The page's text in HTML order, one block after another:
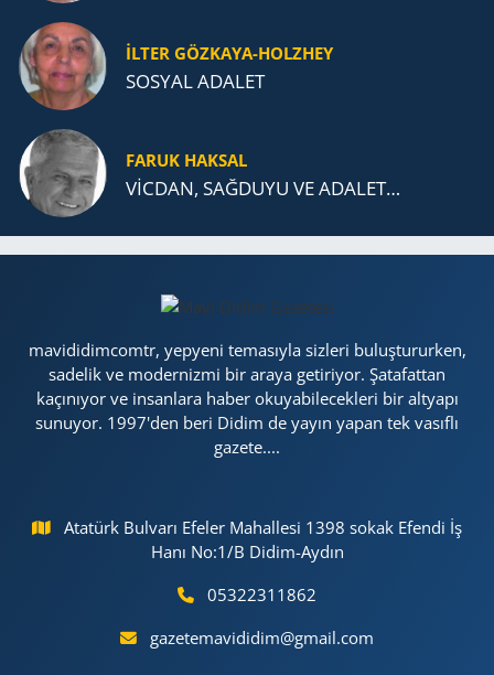
İLTER GÖZKAYA-HOLZHEY
SOSYAL ADALET
FARUK HAKSAL
VİCDAN, SAĞ­DU­YU VE ADA­LET…
mavididimcomtr, yepyeni temasıyla sizleri buluştururken,
sadelik ve modernizmi bir araya getiriyor. Şatafattan
kaçınıyor ve insanlara haber okuyabilecekleri bir altyapı
sunuyor. 1997'den beri Didim de yayın yapan tek vasıflı
gazete....
Atatürk Bulvarı Efeler Mahallesi 1398 sokak Efendi İş
Hanı No:1/B Didim-Aydın
05322311862
gazetemavididim@gmail.com